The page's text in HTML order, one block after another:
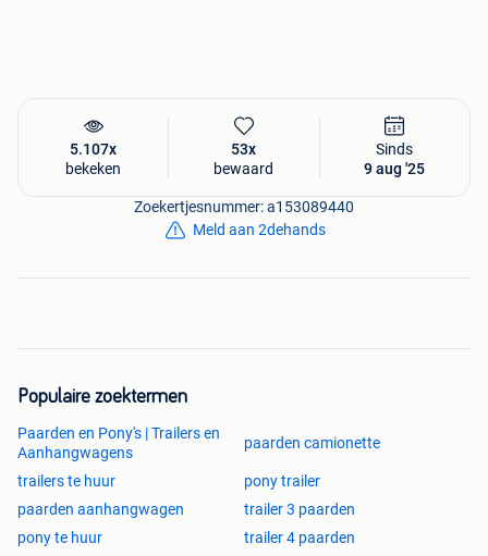
Aerodynamisch concept
· MTMG 2600 kg (Kan lager ingeschreven worden)
Suspension PULLMAN 2 (Rijd zeer zacht)
Versterkte polyester
Automatisch neuswiel
Grote zijdeur
Wielen : 185/65R14
3e remlicht standaard
2x Voorramen + 2x Zijramen
5.107x
bekeken
53x
bewaard
Sinds
9 aug '25
Zoekertjesnummer: a153089440
Meld aan 2dehands
Populaire zoektermen
Paarden en Pony's | Trailers en
Aanhangwagens
paarden camionette
trailers te huur
pony trailer
paarden aanhangwagen
trailer 3 paarden
pony te huur
trailer 4 paarden